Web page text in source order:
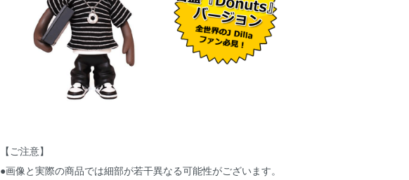
【ご注意】
●画像と実際の商品では細部が若干異なる可能性がございます。